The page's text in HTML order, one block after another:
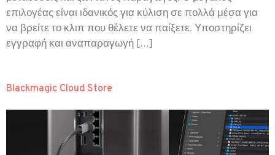
επιλογέας είναι ιδανικός για κύλιση σε πολλά μέσα για
να βρείτε το κλιπ που θέλετε να παίξετε. Υποστηρίζει
εγγραφή και αναπαραγωγή […]
Blackmagic Cloud Store